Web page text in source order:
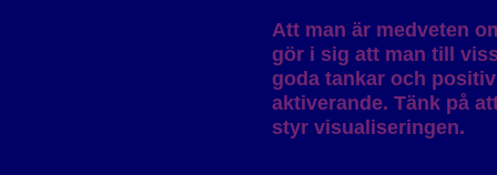
Att man är medveten
gör i sig att man till
goda tankar och
aktiverande. Tänk på
styr visualiseringen.